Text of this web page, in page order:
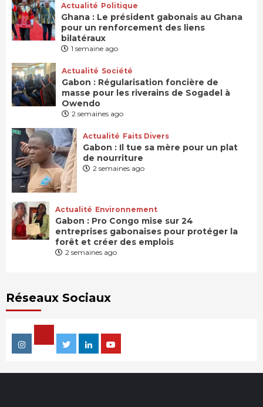
Actualité Politique
Ghana : Le président gabonais au Ghana
pour un renforcement des liens
bilatéraux
1 semaine ago
Actualité Société
Gabon : Régularisation foncière de
masse pour les riverains de Sogadel à
Owendo
2 semaines ago
Actualité Faits Divers
Gabon : Il tue sa mère pour un plat
de nourriture
2 semaines ago
Actualité Environnement
Gabon : Pro Congo mise sur 24
entreprises gabonaises pour protéger la
forêt et créer des emplois
2 semaines ago
Réseaux Sociaux
Instagram
Facebook
TwitterLinkedin